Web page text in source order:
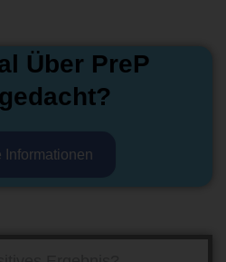
Über PreP
Informationen